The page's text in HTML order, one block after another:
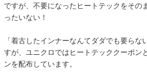
ですが、不要になったヒートテックをその
ったいない！
「着古したインナーなんてダダでも要らな
すが、ユニクロではヒートテッククーポン
ンを配布しています。